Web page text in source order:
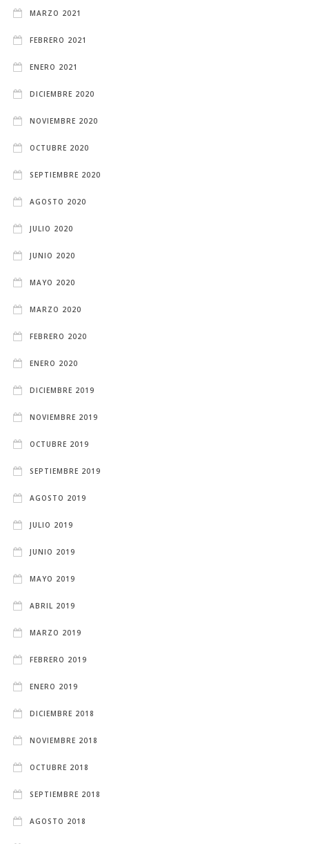
MARZO 2021
FEBRERO 2021
ENERO 2021
DICIEMBRE 2020
NOVIEMBRE 2020
OCTUBRE 2020
SEPTIEMBRE 2020
AGOSTO 2020
JULIO 2020
JUNIO 2020
MAYO 2020
MARZO 2020
FEBRERO 2020
ENERO 2020
DICIEMBRE 2019
NOVIEMBRE 2019
OCTUBRE 2019
SEPTIEMBRE 2019
AGOSTO 2019
JULIO 2019
JUNIO 2019
MAYO 2019
ABRIL 2019
MARZO 2019
FEBRERO 2019
ENERO 2019
DICIEMBRE 2018
NOVIEMBRE 2018
OCTUBRE 2018
SEPTIEMBRE 2018
AGOSTO 2018